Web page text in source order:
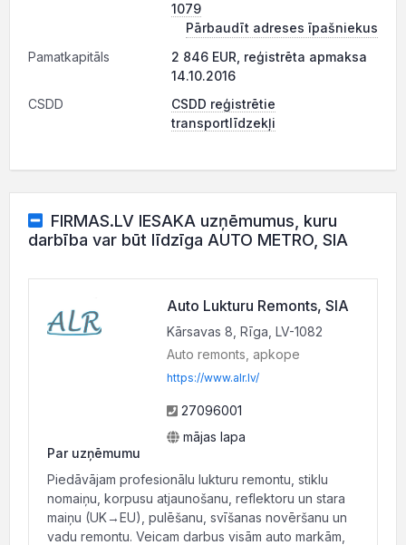
1079
Pārbaudīt adreses īpašniekus
Pamatkapitāls
2 846 EUR, reģistrēta apmaksa
14.10.2016
CSDD
CSDD reģistrētie
transportlīdzekļi
FIRMAS.LV IESAKA uzņēmumus, kuru
darbība var būt līdzīga AUTO METRO, SIA
Auto Lukturu Remonts, SIA
Kārsavas 8, Rīga, LV-1082
Auto remonts, apkope
https://www.alr.lv/
27096001
mājas lapa
Par uzņēmumu
Piedāvājam profesionālu lukturu remontu, stiklu
nomaiņu, korpusu atjaunošanu, reflektoru un stara
maiņu (UK→EU), pulēšanu, svīšanas novēršanu un
vadu remontu. Veicam darbus visām auto markām,